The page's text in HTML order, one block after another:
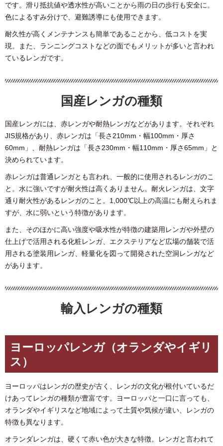
です。滑り抵抗値や透水性が高いことから雨の日の歩行も安全に。
色によるすみ分けで、避難誘導にも使用できます。
耐久性が高くメンテナンスも簡単であることから、低コストを実
現。また、ランニングコストなどの面でもメリットが多いと言われ
ているレンガです。
国産レンガの種類
国産レンガには、赤レンガや耐熱レンガなどがあります。それぞれ
JIS規格があり、赤レンガは「長さ210mm・幅100mm・厚さ
60mm」、耐熱レンガは「長さ230mm・幅110mm・厚さ65mm」と
決められています。
赤レンガは普通レンガとも言われ、一般的に使用されるレンガのこ
と。水に強いですが耐火性は高くありません。耐火レンガは、文字
通り耐火性があるレンガのこと。1,000℃以上の高温にも耐えられま
すが、水に弱いという特徴があります。
また、そのほかに高い強度や吸水性が特徴の建築用レンガや外壁の
仕上げで活用される化粧レンガ、エクステリアなど広場の舗装で活
用される塗装用レンガ、軽量化を図って開発された空洞レンガなど
があります。
輸入レンガの種類
ヨーロッパレンガ（オランダやイギリ
ス）
ヨーロッパはレンガの歴史が古く、レンガの文化が根付いているだ
けあってレンガの種類が豊富です。ヨーロッパと一口に言っても、
オランダやイギリスなど地域によって土質や気候が違い、レンガの
特徴も異なります。
オランダレンガは、硬くて赤い色が大きな特徴。レンガと言われて